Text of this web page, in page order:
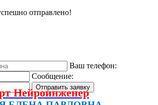
отправлено!
Ваш телефон:
Сообщение:
Нейроинженер